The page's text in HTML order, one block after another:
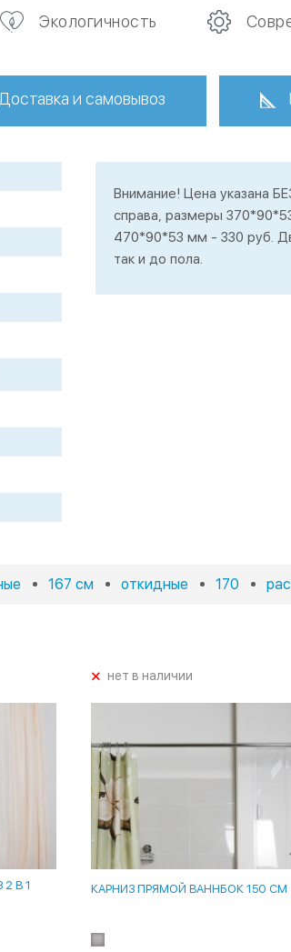
Экологичность
Доставка и самовывоз
Внимание! Цена указана
справа, размеры
470*90*53 мм - 330 руб.
так и до пола.
167 см откидные 170
В 1
+нет в наличии
КАРНИЗ ПРЯМОЙ ВАННБОК 150 СМ